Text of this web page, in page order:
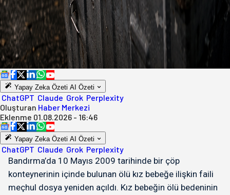
Yapay Zeka Özeti AI Özeti
ChatGPT Claude Grok Perplexity
Oluşturan Haber Merkezi
Eklenme 01.08.2026 - 16:46
Yapay Zeka Özeti AI Özeti
ChatGPT Claude Grok Perplexity
Bandırma’da 10 Mayıs 2009 tarihinde bir çöp
konteynerinin içinde bulunan ölü kız bebeğe ilişkin faili
meçhul dosya yeniden açıldı. Kız bebeğin ölü bedeninin